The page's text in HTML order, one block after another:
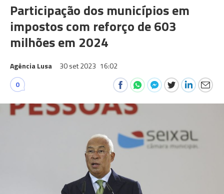
Participação dos municípios em
impostos com reforço de 603
milhões em 2024
Agência Lusa 30 set 2023 16:02
0